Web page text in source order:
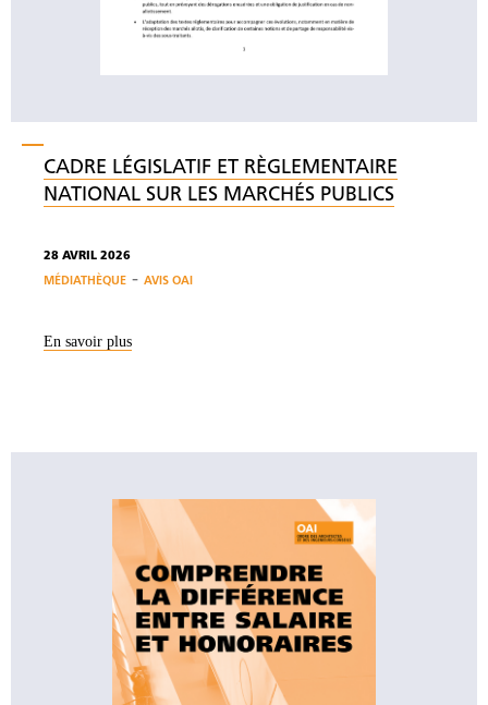
CADRE LÉGISLATIF ET RÈGLEMENTAIRE
NATIONAL SUR LES MARCHÉS PUBLICS
28 AVRIL 2026
MÉDIATHÈQUE - AVIS OAI
En savoir plus